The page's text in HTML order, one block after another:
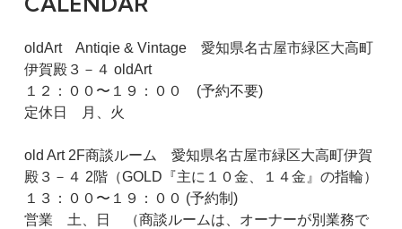
oldArt Antiqie & Vintage 愛知県名古屋市緑区大高町
伊賀殿３－４ oldArt
１２：００〜１９：００ (予約不要)
定休日 月、火
old Art 2F商談ルーム 愛知県名古屋市緑区大高町伊賀
殿３－４ 2階（GOLD『主に１０金、１４金』の指輪）
１３：００〜１９：００ (予約制)
営業 土、日 （商談ルームは、オーナーが別業務で